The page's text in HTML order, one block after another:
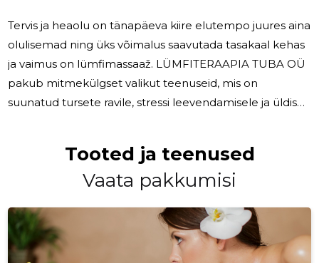
Tervis ja heaolu on tänapäeva kiire elutempo juures aina
olulisemad ning üks võimalus saavutada tasakaal kehas
ja vaimus on lümfimassaaž. LÜMFITERAAPIA TUBA OÜ
pakub mitmekülgset valikut teenuseid, mis on
suunatud tursete ravile, stressi leevendamisele ja üldise
spetsialistid keskenduvad tõhusale tursete
leevendamisele, aidates klientidel taastuda ja end
stimuleeriv massaaž parandab keha vedelike liikumist,
edendades tervislikku vereringet ja
Tooted ja teenused
Vaata pakkumisi